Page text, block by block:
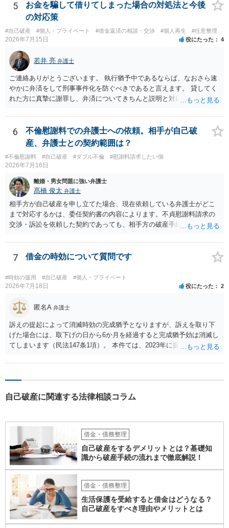
5
お金を騙して借りてしまった場合の対処法と今後
の対応策
#自己破産 #個人・プライベート #借金返済の相談・交渉 #個人再生 #任意整理
2026年7月15日 役にたった 4
若井 亮 弁護士
ご連絡ありがとうございます。 執行猶予中であるならば、なおさら速
やかに弁済をして刑事事件化を防ぐべきであると言えます。 貸してく
れた方に真摯に謝罪し、弁済についてきちんと説明と対応を行ってい
6
不倫慰謝料での弁護士への依頼。相手が自己破
産、弁護士との契約範囲は？
#不倫慰謝料 #自己破産 #ダブル不倫 #慰謝料請求したい側
2026年7月16日
離婚・男女問題に強い弁護士
髙橋 俊太 弁護士
相手方が自己破産を申し立てた場合、現在依頼している弁護士がどこ
まで対応するかは、委任契約書の内容によります。不貞慰謝料請求の
交渉・訴訟を依頼した契約であっても、相手方の破産手続への対応、
等まで当然に含まれているとは限りません。そのため、追加費用が発
生するかどうかは、まず委任契約書と弁護士の説明を確認した方がよ
いでしょう。 成功報酬についても、契約内容次第です。通常は、実際
に回収できた金額を基準に報酬が発生する契約が多いと思われます
が、「請求額を認めさせた場合」や「和解成立時」など、回収前に報
士に、破産手続への意見申述まで契約内で対応してもらえるのか、追
加費用はかかるか、免責された場合に成功報酬が発生するのか、非免
責債権として争う見込みがあるのかを確認されるとよいと思います。
7 借金の時効について質問です
#時効の援用 #自己破産 #個人・プライベート
2026年7月18日 役にたった 2
匿名A 弁護士
訴えの提起によって消滅時効の完成猶予となりますが、訴えを取り下
げた場合には、取下げの日から6か月を経過すると完成猶予効は消滅し
てしまいます（民法147条1項）。 本件ては、2023年に提訴された債権
権者については取下げ日から6か月以内に再提訴しなければやはり時効
か月程度経過しても支払いがなければ一括返済可能という契約になっ
自己破産に関連する法律相談コラム
借金・債務整理
自己破産をするデメリットとは？基礎知
識から破産手続の流れまで徹底解説！
借金・債務整理
生活保護を受給すると借金はどうなる？
自己破産をすべき理由やメリットとは